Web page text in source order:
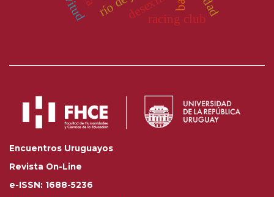
racing club
Encuentros Uruguayos
Revista On-Line
e-ISSN: 1688-5236